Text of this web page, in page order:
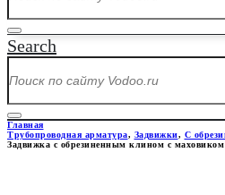
Search
Главная
Трубопроводная арматура, Задвижки, С
Задвижка с обрезиненным клином с